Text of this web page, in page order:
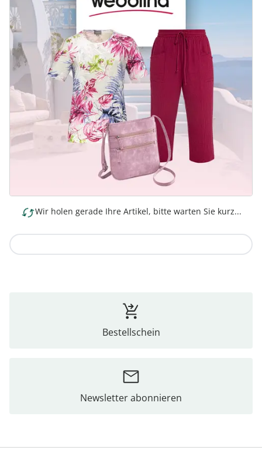
Wir holen gerade Ihre Artikel, bitte warten Sie kurz...
Bestellschein
Newsletter abonnieren